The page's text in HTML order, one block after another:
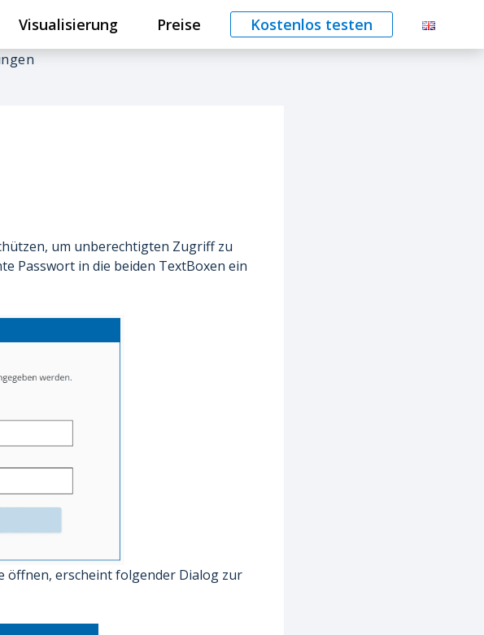
Visualisierung Preise Kostenlos testen
um unberechtigten Zugriff zu
Passwort in die beiden TextBoxen ein
öffnen, erscheint folgender Dialog zur